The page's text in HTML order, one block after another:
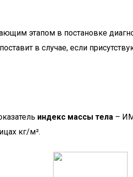
этапом в постановке
в случае, если
индекс массы тела –
кг/м².